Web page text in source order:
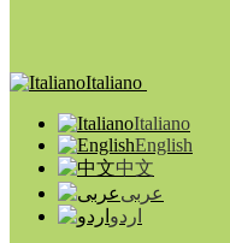
Italiano
Italiano
English
中文
عربى
اردو